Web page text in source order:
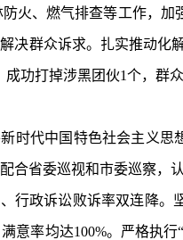
火、燃气排查等工作，
决群众诉求。扎实推动化
成功打掉涉黑团伙1个，群
时代中国特色社会主义
省委巡视和市委巡察，
行政诉讼败诉率双连降
意率均达100%。严格执行